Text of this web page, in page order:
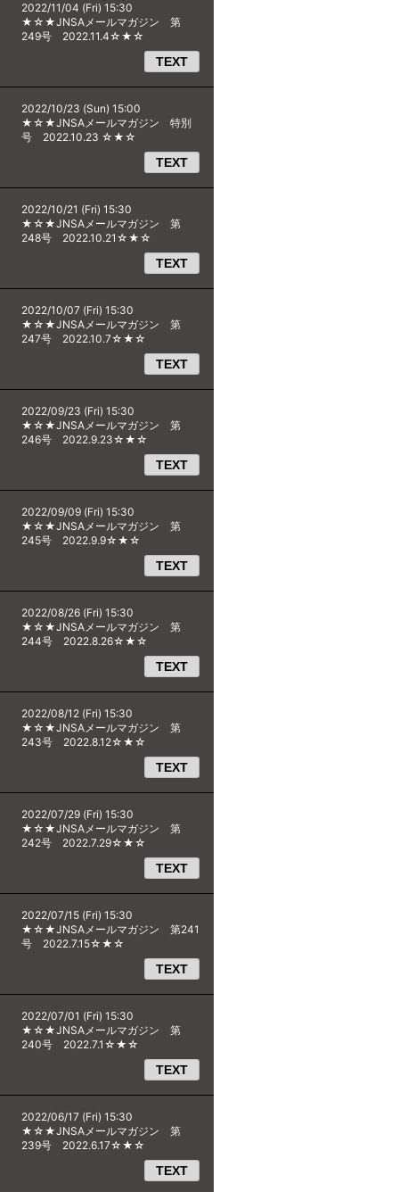
2022/11/04 (Fri) 15:30
★☆★JNSAメールマガジン 第
249号 2022.11.4☆★☆
TEXT
2022/10/23 (Sun) 15:00
★☆★JNSAメールマガジン 特別
号 2022.10.23 ☆★☆
TEXT
2022/10/21 (Fri) 15:30
★☆★JNSAメールマガジン 第
248号 2022.10.21☆★☆
TEXT
2022/10/07 (Fri) 15:30
★☆★JNSAメールマガジン 第
247号 2022.10.7☆★☆
TEXT
2022/09/23 (Fri) 15:30
★☆★JNSAメールマガジン 第
246号 2022.9.23☆★☆
TEXT
2022/09/09 (Fri) 15:30
★☆★JNSAメールマガジン 第
245号 2022.9.9☆★☆
TEXT
2022/08/26 (Fri) 15:30
★☆★JNSAメールマガジン 第
244号 2022.8.26☆★☆
TEXT
2022/08/12 (Fri) 15:30
★☆★JNSAメールマガジン 第
243号 2022.8.12☆★☆
TEXT
2022/07/29 (Fri) 15:30
★☆★JNSAメールマガジン 第
242号 2022.7.29☆★☆
TEXT
2022/07/15 (Fri) 15:30
★☆★JNSAメールマガジン 第241
号 2022.7.15☆★☆
TEXT
2022/07/01 (Fri) 15:30
★☆★JNSAメールマガジン 第
240号 2022.7.1☆★☆
TEXT
2022/06/17 (Fri) 15:30
★☆★JNSAメールマガジン 第
239号 2022.6.17☆★☆
TEXT